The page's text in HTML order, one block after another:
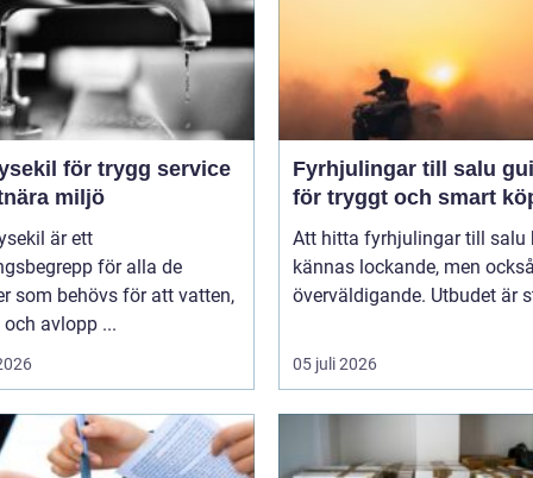
för trygg service
miljö
är ett
för alla de
som behövs för att vatten,
avlopp ...
Fyrhjulingar till salu guide
för tryggt och smart
Att hitta fyrhjulingar till salu
kännas lockande, men
överväldigande. Utbudet är
05 juli 2026